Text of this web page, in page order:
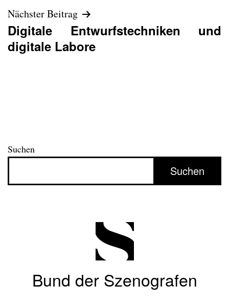
Nächster Beitrag
Digitale Entwurfstechniken und
digitale Labore
Suchen
Suchen
Bund der Szenografen